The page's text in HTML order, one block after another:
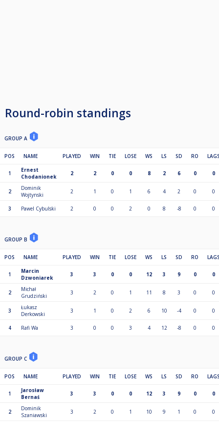
Round-robin standings
GROUP A
POS NAME PLAYED WIN TIE LOSE WS LS SD RO
1
Ernest
Chodanionek
2 2 0 0 8 2 6 0 0
2
Dominik
Wojtynski
2 1 0 1 6 4 2 0 0
3 Pawel Cybulski 2 0 0 2 0 8 -8 0 0
GROUP B
POS NAME PLAYED WIN TIE LOSE WS LS SD RO
1
Marcin
Dzwoniarek
3 3 0 0 12 3 9 0 0
2
Michał
Grudziński
3 2 0 1 11 8 3 0 0
3
Łukasz
Derkowski
3 1 0 2 6 10 -4 0 0
4 Rafi Wa 3 0 0 3 4 12 -8 0 0
GROUP C
POS NAME PLAYED WIN TIE LOSE WS LS SD RO
1
Jarosław
Bernaś
3 3 0 0 12 3 9 0 0
2
Dominik
Szaniawski
3 2 0 1 10 9 1 0 0